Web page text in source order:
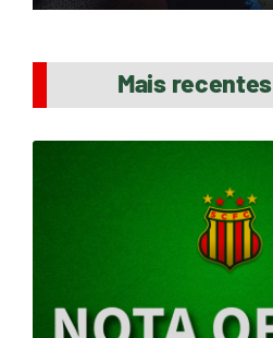
Mais recentes